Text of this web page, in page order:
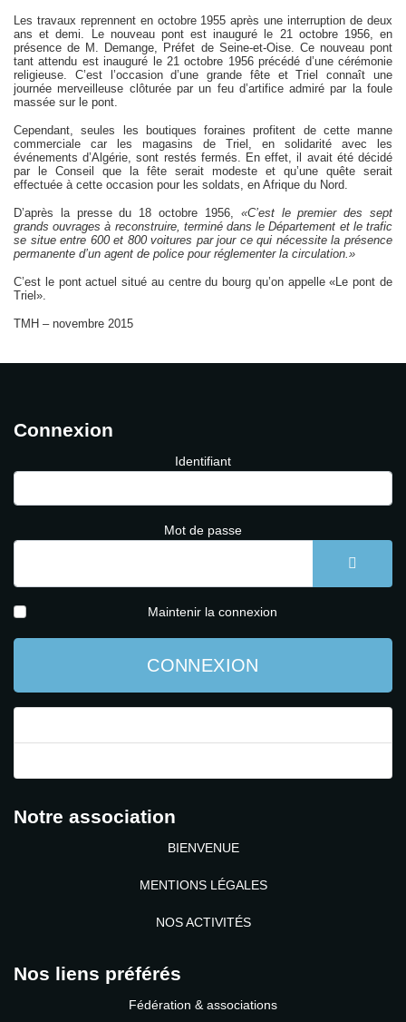
Les travaux reprennent en octobre 1955 après une interruption de deux
ans et demi. Le nouveau pont est inauguré le 21 octobre 1956, en
présence de M. Demange, Préfet de Seine-et-Oise. Ce nouveau pont
tant attendu est inauguré le 21 octobre 1956 précédé d’une cérémonie
religieuse. C’est l’occasion d’une grande fête et Triel connaît une
journée merveilleuse clôturée par un feu d’artifice admiré par la foule
massée sur le pont.
Cependant, seules les boutiques foraines profitent de cette manne
commerciale car les magasins de Triel, en solidarité avec les
événements d’Algérie, sont restés fermés. En effet, il avait été décidé
par le Conseil que la fête serait modeste et qu’une quête serait
effectuée à cette occasion pour les soldats, en Afrique du Nord.
D’après la presse du 18 octobre 1956, «C’est le premier des sept
grands ouvrages à reconstruire, terminé dans le Département et le trafic
se situe entre 600 et 800 voitures par jour ce qui nécessite la présence
permanente d’un agent de police pour réglementer la circulation.»
C’est le pont actuel situé au centre du bourg qu’on appelle «Le pont de
Triel».
TMH – novembre 2015
Connexion
Identifiant
Mot de passe
Maintenir la connexion
CONNEXION
Notre association
BIENVENUE
MENTIONS LÉGALES
NOS ACTIVITÉS
Nos liens préférés
Fédération & associations